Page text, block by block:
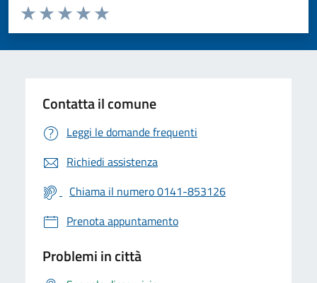
Valuta da 1 a 5 stelle la pagina
Valuta 5 stelle su 5
Valuta 4 stelle su 5
Valuta 3 stelle su 5
Valuta 2 stelle su 5
Valuta 1 stelle su 5
Contatta il comune
Leggi le domande frequenti
Richiedi assistenza
Chiama il numero 0141-853126
Prenota appuntamento
Problemi in città